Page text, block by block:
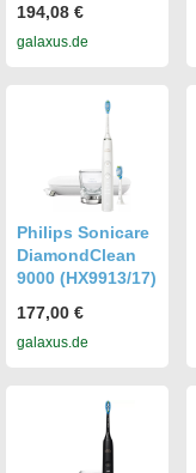
194,08 €
galaxus.de
Philips Sonicare
DiamondClean
9000 (HX9913/17)
177,00 €
galaxus.de